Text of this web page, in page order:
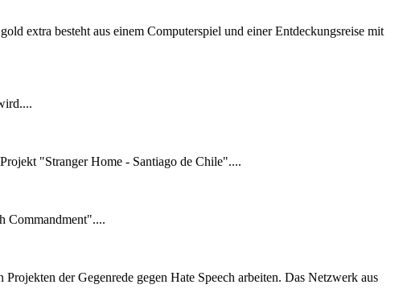
extra besteht aus einem Computerspiel und einer Entdeckungsreise mit
"Stranger Home - Santiago de Chile"....
Commandment"....
der Gegenrede gegen Hate Speech arbeiten. Das Netzwerk aus